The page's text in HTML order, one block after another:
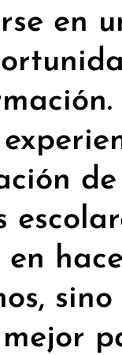
en
de
en
sino